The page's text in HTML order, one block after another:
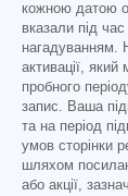
кожною датою
вказали під
нагадуванням.
активації,
пробного
запис. Ваша
та на період
умов сторінки
шляхом
або акції,